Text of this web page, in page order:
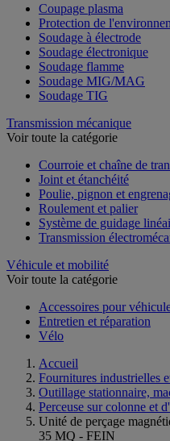
Coupage plasma
Protection de
Soudage à électrode
Soudage électronique
Soudage flamme
Soudage MIG/MAG
Soudage TIG
Transmission mécanique
Voir toute la catégorie
Courroie et chaîne de
Joint et étanchéité
Poulie, pignon et
Roulement et palier
Système de guidage
Transmission
Véhicule et mobilité
Voir toute la catégorie
Accessoires pour
Entretien et réparation
Vélo
Accueil
Fournitures industrielles
Outillage stationnaire,
Perceuse sur colonne et
Unité de perçage
35 MQ - FEIN